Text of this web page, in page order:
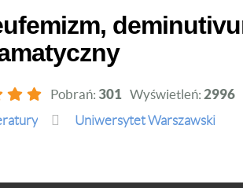
Pobrań: 301 Wyświetleń: 2996
Uniwersytet Warszawski